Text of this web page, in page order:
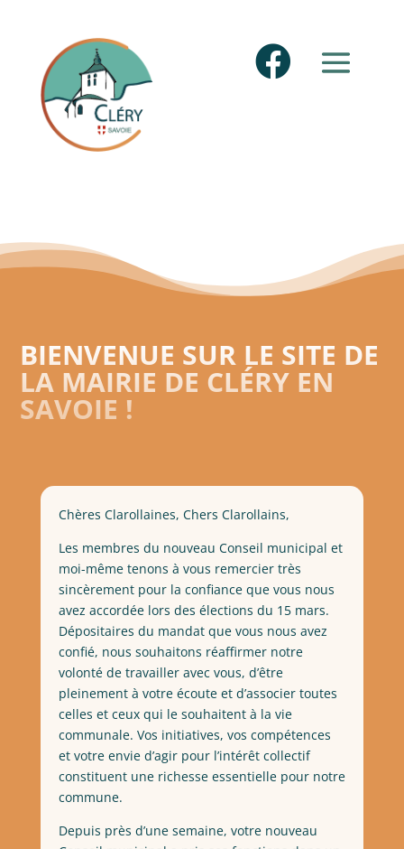

BIENVENUE SUR LE SITE DE
LA MAIRIE DE CLÉRY EN
SAVOIE !
Chères Clarollaines, Chers Clarollains,
Les membres du nouveau Conseil municipal et
moi-même tenons à vous remercier très
sincèrement pour la confiance que vous nous
avez accordée lors des élections du 15 mars.
Dépositaires du mandat que vous nous avez
confié, nous souhaitons réaffirmer notre
volonté de travailler avec vous, d’être
pleinement à votre écoute et d’associer toutes
celles et ceux qui le souhaitent à la vie
communale. Vos initiatives, vos compétences
et votre envie d’agir pour l’intérêt collectif
constituent une richesse essentielle pour notre
commune.
Depuis près d’une semaine, votre nouveau